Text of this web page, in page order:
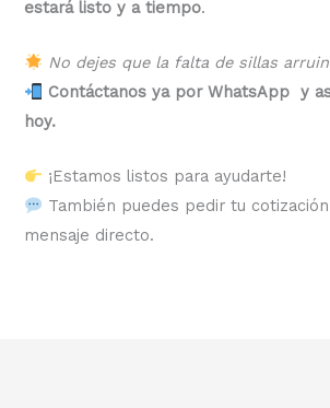
estará listo y a tiempo.
No dejes que la falta de sillas
Contáctanos ya por WhatsApp y
hoy.
¡Estamos listos para ayudarte!
También puedes pedir tu
mensaje directo.